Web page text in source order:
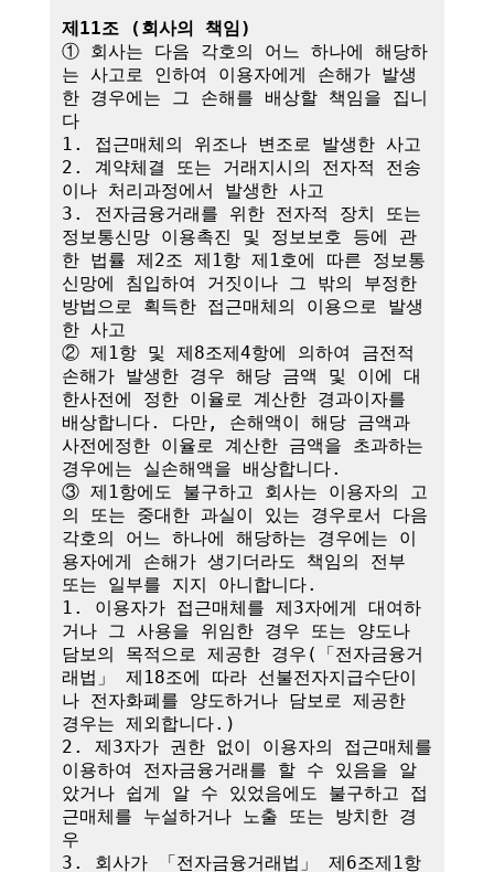
제11조 (회사의 책임)
① 회사는 다음 각호의 어느 하나에 해당하
는 사고로 인하여 이용자에게 손해가 발생
한 경우에는 그 손해를 배상할 책임을 집니
다
1. 접근매체의 위조나 변조로 발생한 사고
2. 계약체결 또는 거래지시의 전자적 전송
이나 처리과정에서 발생한 사고
3. 전자금융거래를 위한 전자적 장치 또는
정보통신망 이용촉진 및 정보보호 등에 관
한 법률 제2조 제1항 제1호에 따른 정보통
신망에 침입하여 거짓이나 그 밖의 부정한
방법으로 획득한 접근매체의 이용으로 발생
한 사고
② 제1항 및 제8조제4항에 의하여 금전적
손해가 발생한 경우 해당 금액 및 이에 대
한사전에 정한 이율로 계산한 경과이자를
배상합니다. 다만, 손해액이 해당 금액과
사전에정한 이율로 계산한 금액을 초과하는
경우에는 실손해액을 배상합니다.
③ 제1항에도 불구하고 회사는 이용자의 고
의 또는 중대한 과실이 있는 경우로서 다음
각호의 어느 하나에 해당하는 경우에는 이
용자에게 손해가 생기더라도 책임의 전부
또는 일부를 지지 아니합니다.
1. 이용자가 접근매체를 제3자에게 대여하
거나 그 사용을 위임한 경우 또는 양도나
담보의 목적으로 제공한 경우(「전자금융거
래법」 제18조에 따라 선불전자지급수단이
나 전자화폐를 양도하거나 담보로 제공한
경우는 제외합니다.)
2. 제3자가 권한 없이 이용자의 접근매체를
이용하여 전자금융거래를 할 수 있음을 알
았거나 쉽게 알 수 있었음에도 불구하고 접
근매체를 누설하거나 노출 또는 방치한 경
우
3. 회사가 「전자금융거래법」 제6조제1항